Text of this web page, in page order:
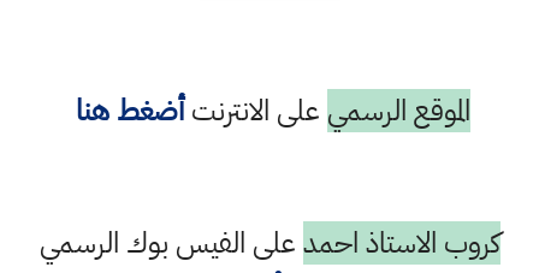
الموقع الرسمي على الانترنتأضغط هنا
كروب الاستاذ احمدعلى الفيس بوك الرسمي